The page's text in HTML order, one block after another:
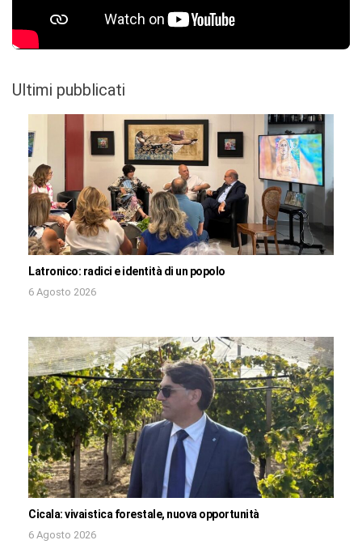
Ultimi pubblicati
Latronico: radici e identità di un popolo
6 Agosto 2026
Cicala: vivaistica forestale, nuova opportunità
6 Agosto 2026